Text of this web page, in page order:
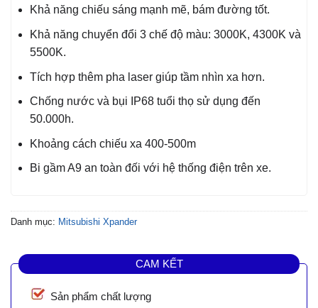
Khả năng chiếu sáng mạnh mẽ, bám đường tốt.
Khả năng chuyển đổi 3 chế độ màu: 3000K, 4300K và
5500K.
Tích hợp thêm pha laser giúp tầm nhìn xa hơn.
Chống nước và bụi IP68 tuổi thọ sử dụng đến
50.000h.
Khoảng cách chiếu xa 400-500m
Bi gầm A9 an toàn đối với hệ thống điện trên xe.
Danh mục: Mitsubishi Xpander
CAM KẾT
Sản phẩm chất lượng